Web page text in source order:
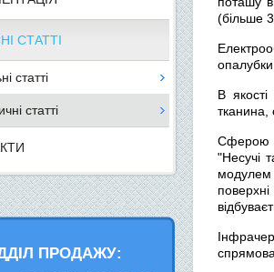
СТАТТІ
статті
статті
ПРОДАЖУ:
(більше
В
тканина,
Сферою
"Несучі
модулем